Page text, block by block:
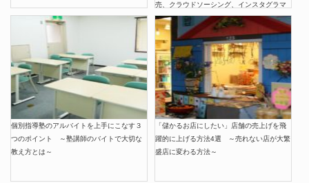
売、クラウドソーシング、インスタグラマ
ー～
個別指導塾のアルバイトを上手にこなす３
つのポイント ～塾講師のバイトで大切な
教え方とは～
「儲かるお店にしたい」店舗の売上げを飛
躍的に上げる方法4選 ～売れない店が大繁
盛店に変わる方法～